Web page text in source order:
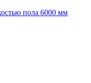
пола 6000 мм